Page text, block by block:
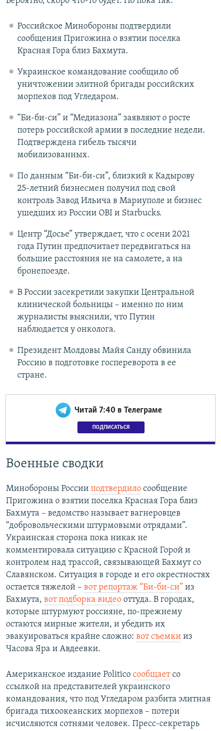
Российское Минобороны подтвердили
сообщения Пригожина о взятии поселка
Красная Гора близ Бахмута.
Украинское командование сообщило об
уничтожении элитной бригады российских
морпехов под Угледаром.
“Би-би-си” и “Медиазона” заявляют о росте
потерь российской армии в последние недели.
Подтверждена гибель тысячи
мобилизованных.
По данным “Би-би-си”, близкий к Кадырову
25-летний бизнесмен получил под свой
контроль Завод Ильича в Мариуполе и бизнес
ушедших из России OBI и Starbucks.
Центр “Досье” утверждает, что с осени 2021
года Путин предпочитает передвигаться на
большие расстояния не на самолете, а на
бронепоезде.
В России засекретили закупки Центральной
клинической больницы – именно по ним
журналисты выяснили, что Путин
наблюдается у онколога.
Президент Молдовы Майя Санду обвинила
Россию в подготовке госпереворота в ее
стране.
Читай 7:40 в Телеграме
ПОДПИСАТЬСЯ
Военные сводки
Минобороны России подтвердило сообщение
Пригожина о взятии поселка Красная Гора близ
Бахмута – ведомство называет вагнеровцев
“добровольческими штурмовыми отрядами”.
Украинская сторона пока никак не
комментировала ситуацию с Красной Горой и
контролем над трассой, связывающей Бахмут со
Славянском. Ситуация в городе и его окрестностях
остается тяжелой – вот репортаж “Би-би-си” из
Бахмута, вот подборка видео оттуда. В городах,
которые штурмуют россияне, по-прежнему
остаются мирные жители, и убедить их
эвакуироваться крайне сложно: вот съемки из
Часова Яра и Авдеевки.
Американское издание Politico сообщаетсо
ссылкой на представителей украинского
командования, что под Угледаром разбита элитная
бригада тихоокеанских морпехов – потери
исчисляются сотнями человек. Пресс-секретарь